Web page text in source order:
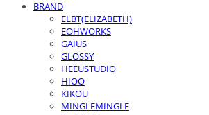
BRAND
ELBT(ELIZABETH)
EOHWORKS
GAIUS
GLOSSY
HEEUSTUDIO
HIOO
KIKOU
MINGLEMINGLE